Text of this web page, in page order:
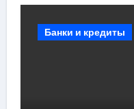
Банки и кредиты